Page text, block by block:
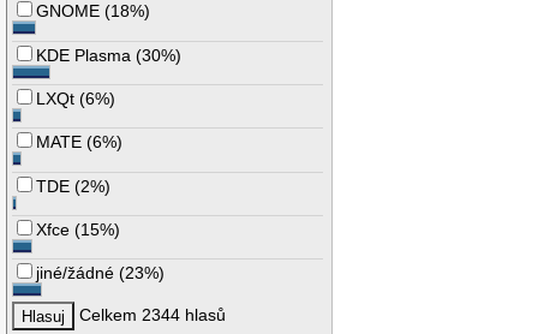
GNOME (18%)
KDE Plasma (30%)
LXQt (6%)
MATE (6%)
TDE (2%)
Xfce (15%)
jiné/žádné (23%)
Celkem 2344 hlasů